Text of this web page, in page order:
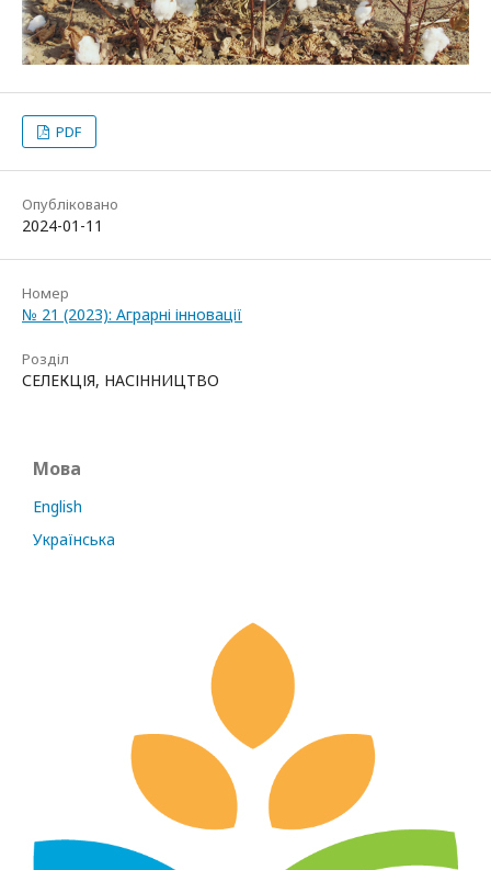
PDF
Опубліковано
2024-01-11
Номер
№ 21 (2023): Аграрні інновації
Розділ
СЕЛЕКЦІЯ, НАСІННИЦТВО
Мова
English
Українська